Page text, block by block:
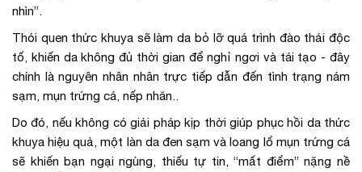
nhìn”.
Thói quen thức khuya sẽ làm da bỏ lỡ quá trình đào thải độc
tố, khiến da không đủ thời gian để nghỉ ngơi và tái tạo - đây
chính là nguyên nhân nhân trực tiếp dẫn đến tình trạng nám
sạm, mụn trứng cá, nếp nhăn..
Do đó, nếu không có giải pháp kịp thời giúp phục hồi da thức
khuya hiệu quả, một làn da đen sạm và loang lổ mụn trứng cá
sẽ khiến bạn ngại ngùng, thiếu tự tin, “mất điểm” nặng nề